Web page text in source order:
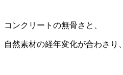
コンクリートの無骨さと、
自然素材の経年変化が合わさり、